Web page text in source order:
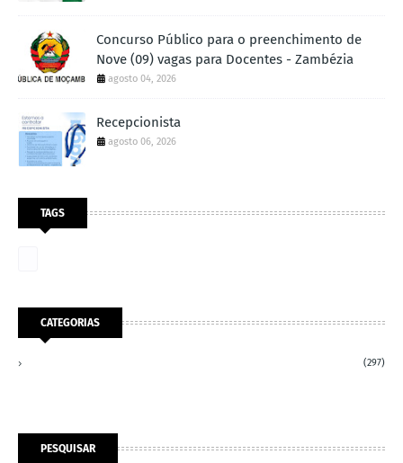
Concurso Público para o preenchimento de
Nove (09) vagas para Docentes - Zambézia
agosto 04, 2026
Recepcionista
agosto 06, 2026
TAGS
CATEGORIAS
(297)
PESQUISAR